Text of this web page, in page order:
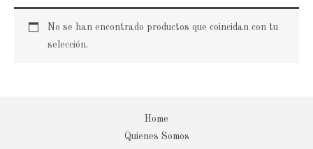
No se han encontrado productos que coincidan con tu
selección.
Home
Quienes Somos